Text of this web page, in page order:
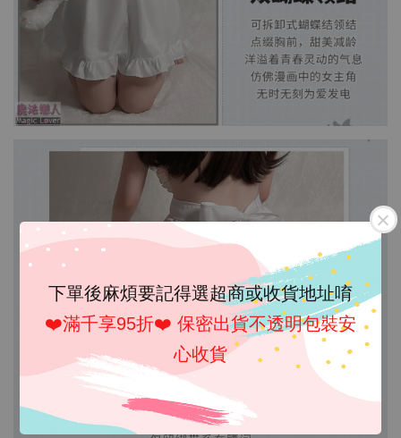
下單後麻煩要記得選超商或收貨地址唷
❤️滿千享95折❤️ 保密出貨不透明包裝安
心收貨